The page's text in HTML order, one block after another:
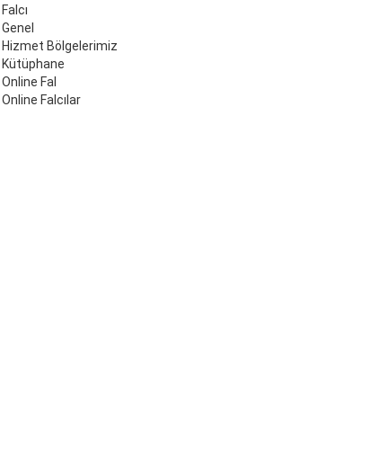
Falcı
Genel
Hizmet Bölgelerimiz
Kütüphane
Online Fal
Online Falcılar